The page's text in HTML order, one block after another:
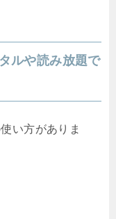
ルや読み放題で
い方がありま